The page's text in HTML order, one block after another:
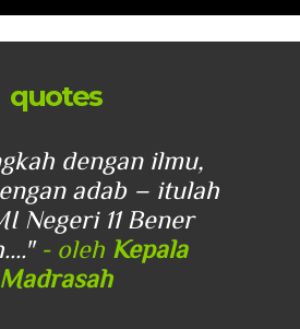
quotes
dengan ilmu,
adab – itulah
Negeri 11 Bener
- oleh Kepala
Madrasah